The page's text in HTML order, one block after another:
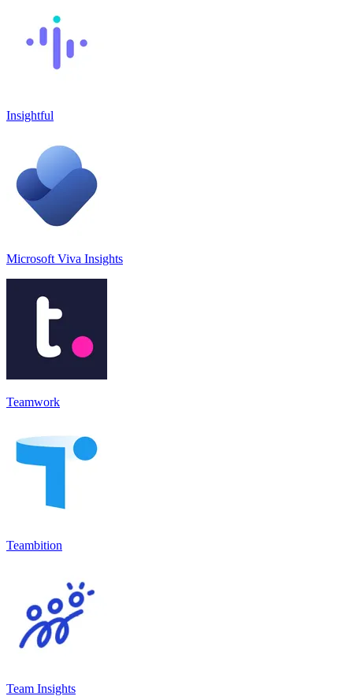
Insightful
Microsoft Viva Insights
Teamwork
Teambition
Team Insights